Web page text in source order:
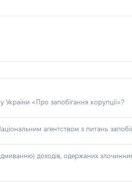
«Про запобігання корупції»?
агентством з питань
доходів, одержаних